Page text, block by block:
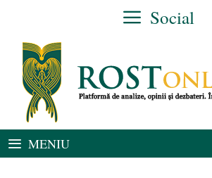
conținut
Social
MENIU